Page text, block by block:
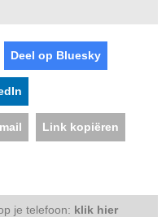
Deel op Bluesky
Link kopiëren
je telefoon: klik hier